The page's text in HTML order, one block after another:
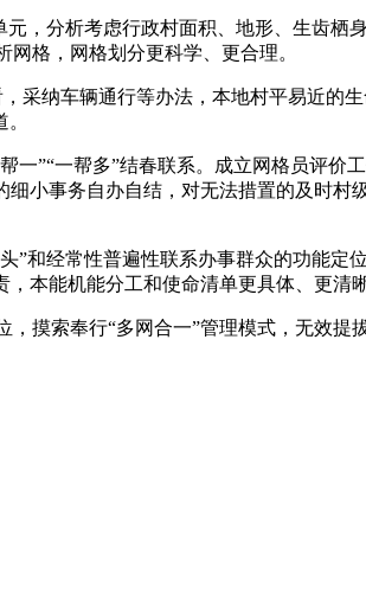
分析考虑行政村面积、地形、生齿栖
格，网格划分更科学、更合理。
纳车辆通行等办法，本地村平易近的
”“一帮多”结春联系。成立网格员评价
小事务自办自结，对无法措置的及时村
经常性普遍性联系办事群众的功能定
本能机能分工和使命清单更具体、更清晰
索奉行“多网合一”管理模式，无效提